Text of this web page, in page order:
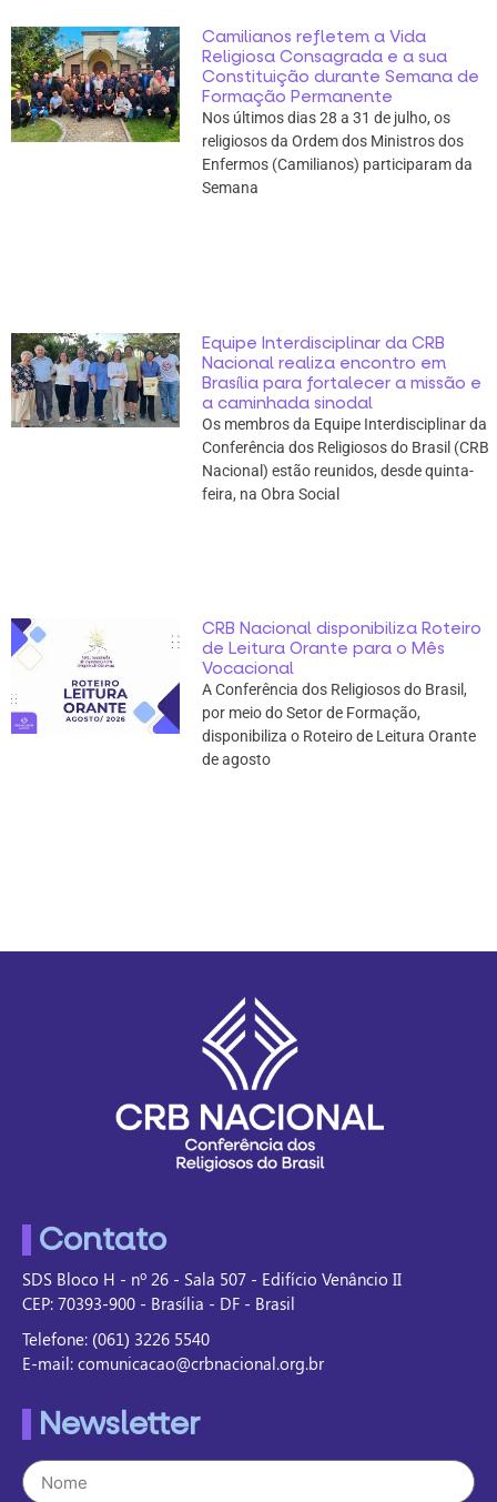
Camilianos refletem a Vida
Religiosa Consagrada e a sua
Constituição durante Semana de
Formação Permanente
Nos últimos dias 28 a 31 de julho, os
religiosos da Ordem dos Ministros dos
Enfermos (Camilianos) participaram da
Semana
Equipe Interdisciplinar da CRB
Nacional realiza encontro em
Brasília para fortalecer a missão e
a caminhada sinodal
Os membros da Equipe Interdisciplinar da
Conferência dos Religiosos do Brasil (CRB
Nacional) estão reunidos, desde quinta-
feira, na Obra Social
CRB Nacional disponibiliza Roteiro
de Leitura Orante para o Mês
Vocacional
A Conferência dos Religiosos do Brasil,
por meio do Setor de Formação,
disponibiliza o Roteiro de Leitura Orante
de agosto
Contato
SDS Bloco H - nº 26 - Sala 507 - Edifício Venâncio II
CEP: 70393-900 - Brasília - DF - Brasil
Telefone: (061) 3226 5540
E-mail: comunicacao@crbnacional.org.br
Newsletter